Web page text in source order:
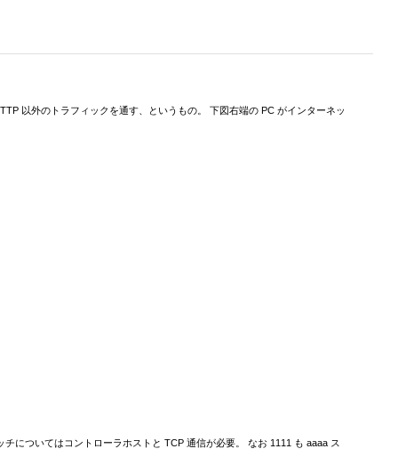
以外のトラフィックを通す、というもの。 下図右端の PC がインターネッ
についてはコントローラホストと TCP 通信が必要。 なお 1111 も aaaa ス